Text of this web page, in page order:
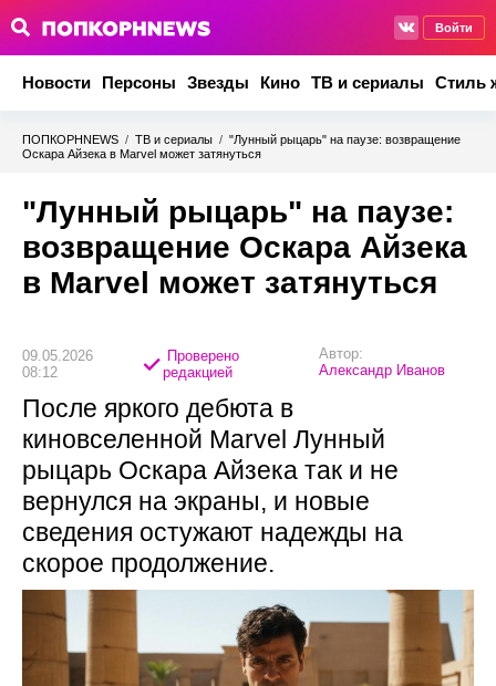
Войти
Новости Персоны Звезды Кино ТВ и сериалы Стиль
ПОПКОРНNEWS / ТВ и сериалы / "Лунный рыцарь" на паузе: возвращение
Оскара Айзека в Marvel может затянуться
"Лунный рыцарь" на паузе:
возвращение Оскара Айзека
в Marvel может затянуться
09.05.2026
08:12
Проверено
редакцией
Автор:
Александр Иванов
После яркого дебюта в
киновселенной Marvel Лунный
рыцарь Оскара Айзека так и не
вернулся на экраны, и новые
сведения остужают надежды на
скорое продолжение.